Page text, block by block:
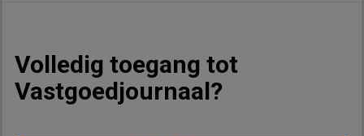
Volledig toegang tot
Vastgoedjournaal?